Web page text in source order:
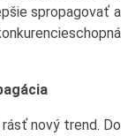
spropagovať a
nový trend. Do